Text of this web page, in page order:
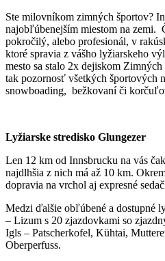
Ste milovníkom zimných športov?
najobľúbenejším miestom na zemi.
pokročilý, alebo profesionál, v
ktoré spravia z vášho lyžiarskeho
mesto sa stalo 2x dejiskom
tak pozornosť všetkých športových
snowboading, bežkovaní či
Lyžiarske stredisko Glungezer
Len 12 km od Innsbrucku na vás
najdlhšia z nich má až 10 km.
dopravia na vrchol aj expresné
Medzi ďalšie obľúbené a dostupné
– Lizum s 20 zjazdovkami so
Igls – Patscherkofel, Kühtai,
Oberperfuss.